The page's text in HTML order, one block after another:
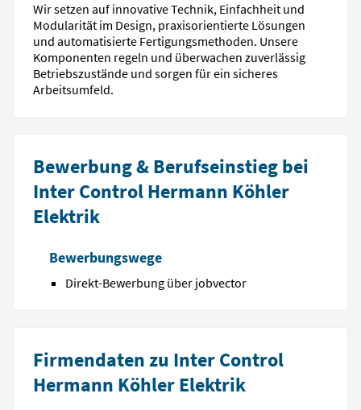
Wir setzen auf innovative Technik, Einfachheit und
Modularität im Design, praxisorientierte Lösungen
und automatisierte Fertigungsmethoden. Unsere
Komponenten regeln und überwachen zuverlässig
Betriebszustände und sorgen für ein sicheres
Arbeitsumfeld.
Bewerbung & Berufseinstieg bei
Inter Control Hermann Köhler
Elektrik
Bewerbungswege
Direkt-Bewerbung über jobvector
Firmendaten zu Inter Control
Hermann Köhler Elektrik